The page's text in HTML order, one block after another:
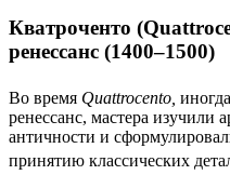
Кватроченто
ренессанс (1400–1500)
Во время Quattrocento,
ренессанс, мастера изучили
античности и
принятию классических